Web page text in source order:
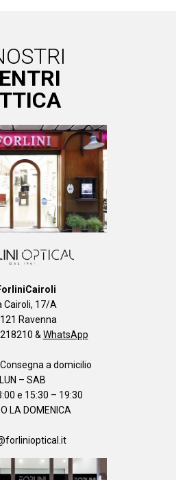
Cairoli, 17/A
Ravenna
& WhatsApp
a domicilio
LUN – SAB
e 15:30 – 19:30
LA DOMENICA